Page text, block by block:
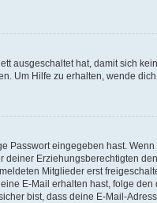
ausgeschaltet hat, damit sich
Um Hilfe zu erhalten, wende
Passwort eingegeben hast.
Erziehungsberechtigten
Mitglieder erst
E-Mail erhalten hast, folge
bist, dass deine E-Mail-